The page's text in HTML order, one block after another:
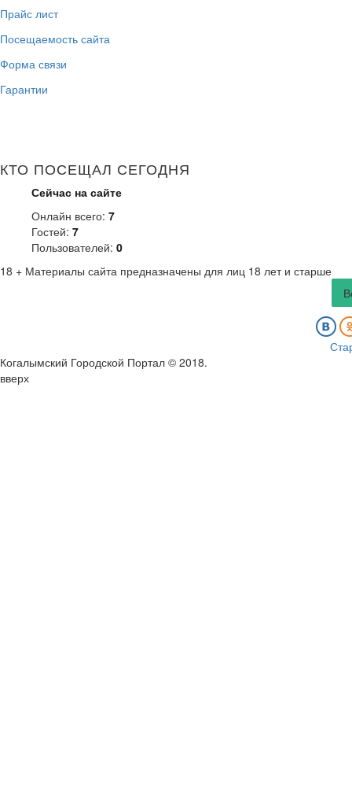
Прайс лист
Посещаемость сайта
Форма связи
Гарантии
КТО ПОСЕЩАЛ СЕГОДНЯ
Сейчас на сайте
Онлайн всего: 7
Гостей: 7
Пользователей: 0
18 + Материалы сайта предназначены для лиц 18 лет и старше
Когалымский Городской Портал © 2018.
вверх